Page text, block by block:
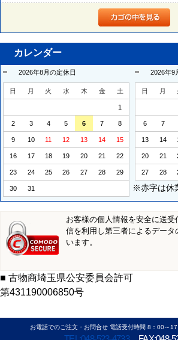
カレンダー
2026年8月の定休日
日 月 火 水 木 金 土
1
2 3 4 5 6 7 8
9 10 11 12 13 14 15
16 17 18 19 20 21 22
23 24 25 26 27 28 29
30 31
2026年9
日 月
6 7
13 14
20 21
27 28
※赤字は休
お客様の個人情報を安全に送
信を利用し第三者によるデー
います。
■ 古物商埼玉県公安委員会許可
第431190006850号
お電話でのご注文・お問合せ 電話受付時間 8：00～17